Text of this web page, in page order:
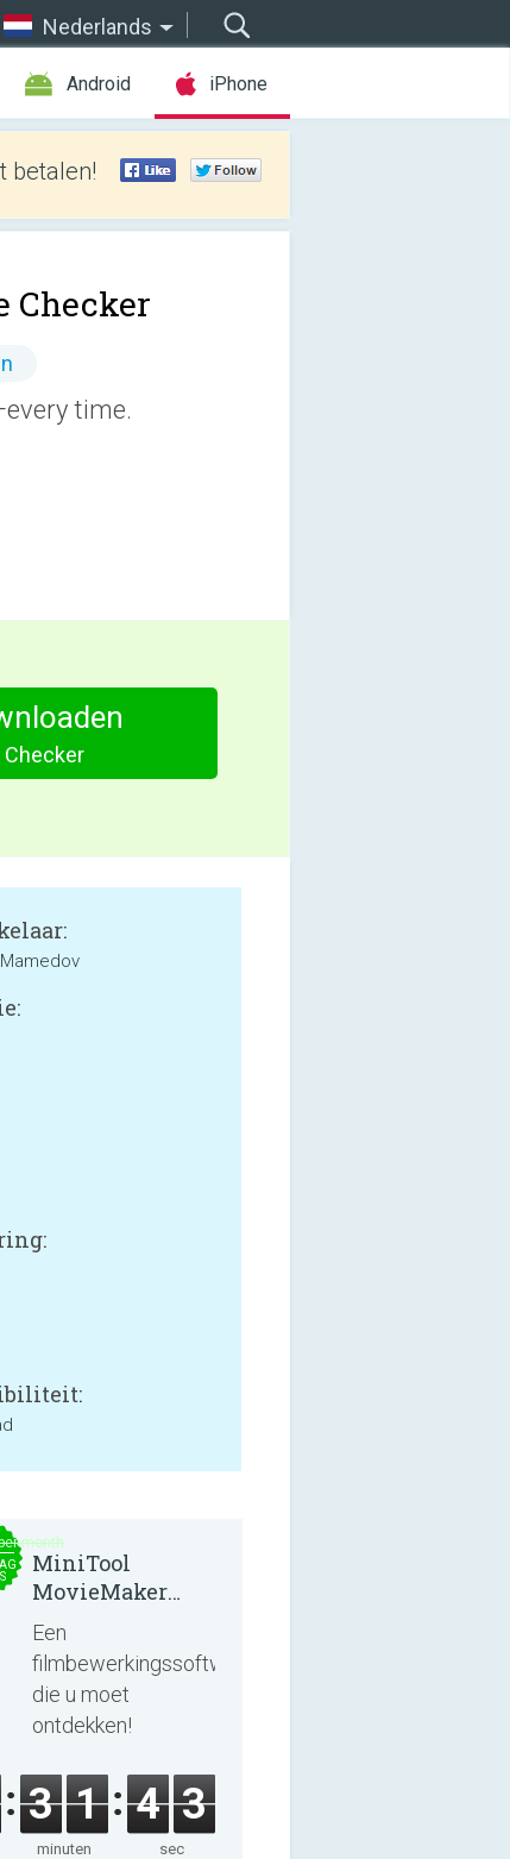
Nederlands
Android iPhone
betalen!
Checker
time.
Checker
month
MiniTool
MovieMaker
8.8.0
Een
filmbewerkingssoftware
die u moet
ontdekken!
3 1
minuten
4 3
sec